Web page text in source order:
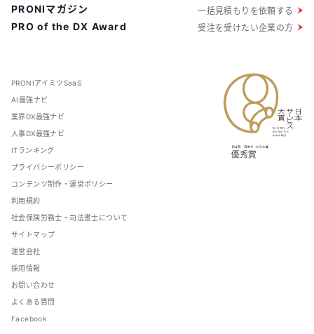
PRONIアイミツSaaS
AI最強ナビ
業界DX最強ナビ
人事DX最強ナビ
ITランキング
プライバシーポリシー
コンテンツ制作・運営ポリシー
利用規約
社会保険労務士・司法書士について
サイトマップ
運営会社
採用情報
お問い合わせ
よくある質問
Facebook
PRONIマガジン
PRO of the DX Award
一括見積もりを依頼する
受注を受けたい企業の方